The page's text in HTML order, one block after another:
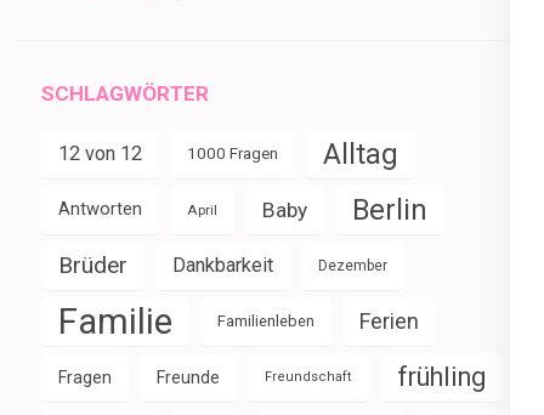
SCHLAGWÖRTER
12 von 12 1000 Fragen Alltag
Antworten April Baby Berlin
Brüder Dankbarkeit Dezember
Familie Familienleben Ferien
Fragen Freunde Freundschaft frühling